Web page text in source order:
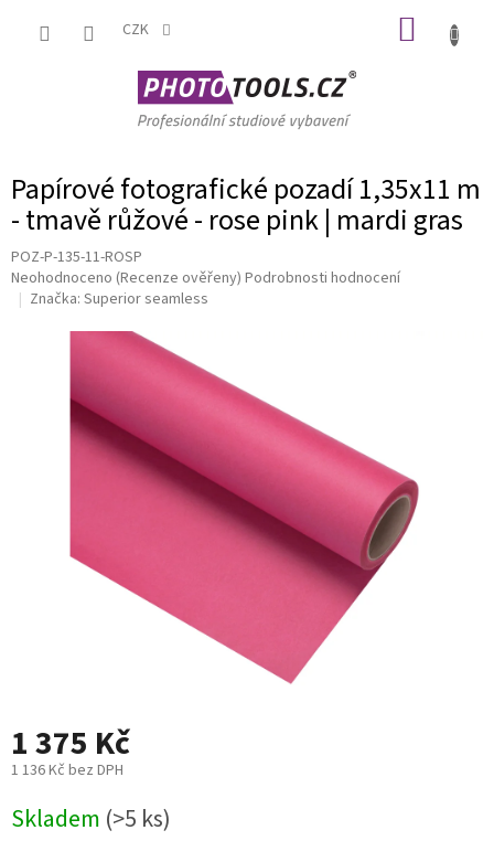
CZK
Papírové fotografické pozadí 1,35x11 m
- tmavě růžové - rose pink | mardi gras
POZ-P-135-11-ROSP
Průměrné
hodnocení
hvězdiček.
Neohodnoceno (Recenze ověřeny) Podrobnosti hodnocení
Značka: Superior seamless
1 375 Kč
1 136 Kč bez DPH
cena:
Skladem (>5 ks)